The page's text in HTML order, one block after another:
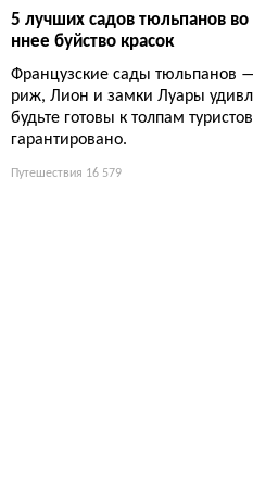
5 лучших садов тюльпанов
ннее буйство красок
Французские сады тюльпанов
риж, Лион и замки Луары
будьте готовы к толпам
гарантировано.
Путешествия 16 579